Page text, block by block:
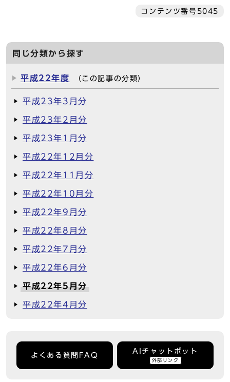
コンテンツ番号5045
同じ分類から探す
平成22年度 （この記事の分類）
平成23年3月分
平成23年2月分
平成23年1月分
平成22年12月分
平成22年11月分
平成22年10月分
平成22年9月分
平成22年8月分
平成22年7月分
平成22年6月分
平成22年5月分
平成22年4月分
よくある質問FAQ
AIチャットボット
外部リンク